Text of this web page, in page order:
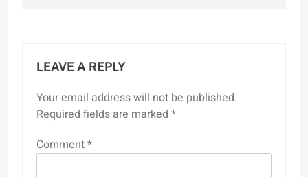
LEAVE A REPLY
Your email address will not be published.
Required fields are marked *
Comment*